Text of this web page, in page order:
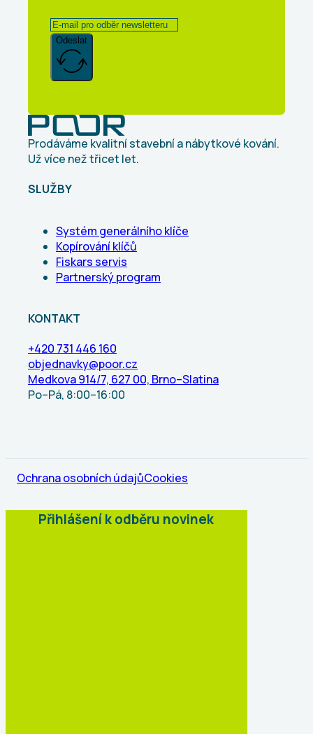
Odeslat
Prodáváme kvalitní stavební a nábytkové kování.
Už více než třicet let.
SLUŽBY
Systém generálního klíče
Kopírování klíčů
Fiskars servis
Partnerský program
KONTAKT
+420 731 446 160
objednavky@poor.cz
Medkova 914/7, 627 00, Brno–Slatina
Po–Pá, 8:00–16:00
Ochrana osobních údajůCookies
Přihlášení k odběru novinek